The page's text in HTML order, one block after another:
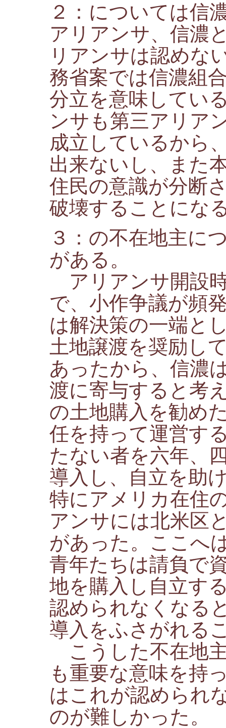
２：については信
アリアンサ、信濃
リアンサは認めな
務省案では信濃組
分立を意味してい
ンサも第三アリア
成立しているから
出来ないし、また
住民の意識が分断
破壊することにな
３：の不在地主に
がある。
アリアンサ開設
で、小作争議が頻
は解決策の一端と
土地譲渡を奨励し
あったから、信濃
渡に寄与すると考
の土地購入を勧め
任を持って運営す
たない者を六年、
導入し、自立を助
特にアメリカ在住
アンサには北米区
があった。ここへ
青年たちは請負で
地を購入し自立す
認められなくなる
導入をふさがれる
こうした不在地
も重要な意味を持
はこれが認められ
のが難しかった。